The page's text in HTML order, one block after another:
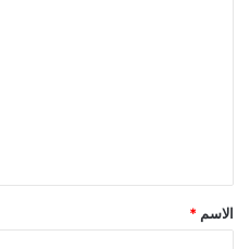
*
الاسم *